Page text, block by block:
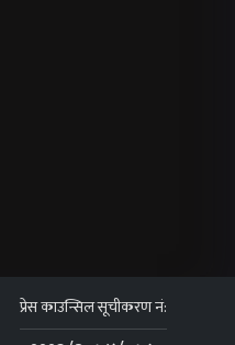
प्रेस काउन्सिल सूचीकरण नं: